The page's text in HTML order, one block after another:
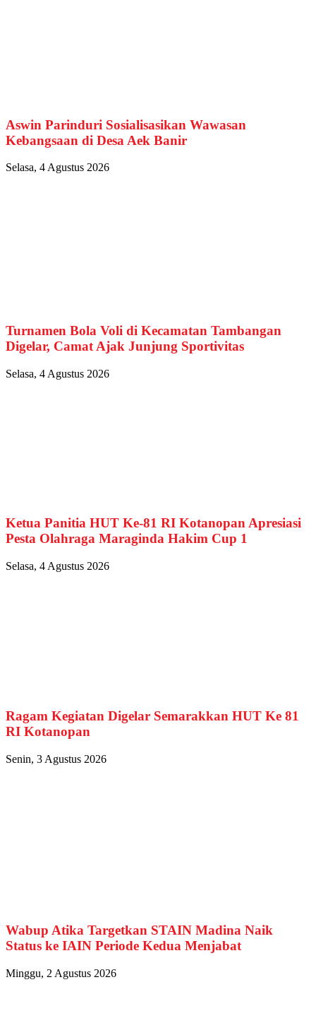
Aswin Parinduri Sosialisasikan Wawasan
Kebangsaan di Desa Aek Banir
Selasa, 4 Agustus 2026
Turnamen Bola Voli di Kecamatan Tambangan
Digelar, Camat Ajak Junjung Sportivitas
Selasa, 4 Agustus 2026
Ketua Panitia HUT Ke-81 RI Kotanopan Apresiasi
Pesta Olahraga Maraginda Hakim Cup 1
Selasa, 4 Agustus 2026
Ragam Kegiatan Digelar Semarakkan HUT Ke 81
RI Kotanopan
Senin, 3 Agustus 2026
Wabup Atika Targetkan STAIN Madina Naik
Status ke IAIN Periode Kedua Menjabat
Minggu, 2 Agustus 2026